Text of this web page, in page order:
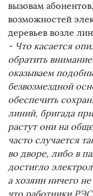
вызовам
возможностей
деревьев возле
- Что касается
обратить
оказываем
безвозмездной
обеспечить
линий, бригада
растут они на
часто случается
во дворе, либо в
достигло
а хозяин ничего